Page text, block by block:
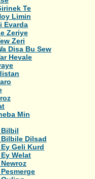
Te
Limin
Evarda
Zeriye
Zeri
Disa Bu Sew
Hevale
Min
Bilbil
Dilsad
Geli Kurd
Welat